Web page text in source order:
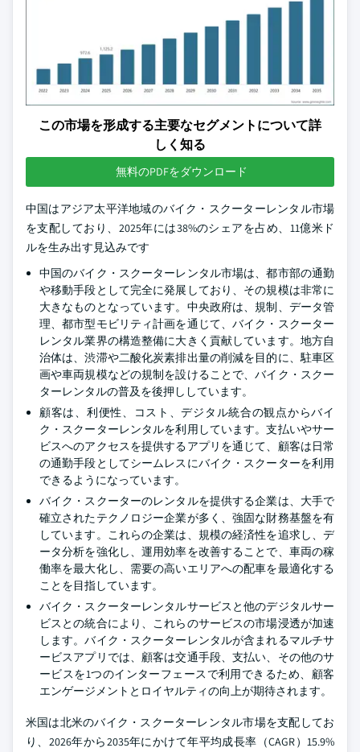
この市場を形成する主要なセグメントについて詳
しく知る
無料のPDFをダウンロード
中国はアジア太平洋地域のバイク・スクーターレンタル市場
を支配しており、2025年には38%のシェアを占め、11億米ド
ルを生み出す見込みです
中国のバイク・スクーターレンタル市場は、都市部の通勤
や移動手段として完全に発展しており、その規模は非常に
大きなものとなっています。中央政府は、規制、データ管
理、都市型モビリティ計画を通じて、バイク・スクーター
レンタル業界の構造整備に大きく貢献しています。地方自
治体は、渋滞や二酸化炭素排出量の削減を目的に、駐車区
画や車両規模などの規制を設けることで、バイク・スクー
ターレンタルの普及を後押ししています。
顧客は、利便性、コスト、デジタル統合の観点からバイ
ク・スクーターレンタルを利用しています。支払いやサー
ビスへのアクセスを提供するアプリを通じて、顧客は日常
の通勤手段としてシームレスにバイク・スクーターを利用
できるようになっています。
バイク・スクーターのレンタルを提供する企業は、大手で
確立されたテクノロジー企業が多く、強固な財務基盤を有
しています。これらの企業は、規模の経済性を追求し、デ
ータ分析を強化し、運用効率を改善することで、車両の稼
働率を最大化し、需要の高いエリアへの配車を最適化する
ことを目指しています。
バイク・スクーターレンタルサービスと他のデジタルサー
ビスとの統合により、これらのサービスの市場浸透が加速
します。バイク・スクーターレンタルが含まれるマルチサ
ービスアプリでは、顧客は交通手段、支払い、その他のサ
ービスを1つのインターフェースで利用できるため、顧客
エンゲージメントとロイヤルティの向上が期待されます。
米国は北米のバイク・スクーターレンタル市場を支配してお
り、2026年から2035年にかけて年平均成長率（CAGR）15.9%